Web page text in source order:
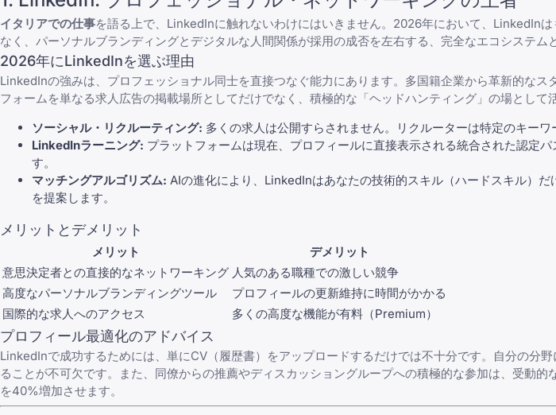
イタリアでの仕事を語る上で、LinkedInに触れないわけにはいきません。2026年において、LinkedIn
なく、パーソナルブランディングとデジタルな人間関係が採用の成否を左右する、完全なエコシステム
2026年にLinkedInを選ぶ理由
LinkedInの強みは、プロフェッショナル同士を直接つなぐ能力にあります。多国籍企業から革新的なス
フォームを単なる求人広告の掲載場所としてだけでなく、積極的な「ヘッドハンティング」の場として
ソーシャル・リクルーティング: 多くの求人は公開すらされません。リクルーターは特定のキーワ
LinkedInラーニング: プラットフォームは現在、プロフィールに直接表示される統合された認定
す。
マッチングアルゴリズム: AIの進化により、LinkedInはあなたの技術的スキル（ハードスキル）
を提案します。
メリットとデメリット
メリット
デメリット
意思決定者との直接的なネットワーキング 人気のある職種での激しい競争
高度なパーソナルブランディングツール
プロフィールの更新維持に時間がかかる
国際的な求人へのアクセス
多くの高度な機能が有料（Premium）
プロフィール最適化のアドバイス
LinkedInで成功するためには、単にCV（履歴書）をアップロードするだけでは不十分です。自分の分野
ることが不可欠です。また、同僚からの推薦やディスカッショングループへの積極的な参加は、受動
を40%増加させます。